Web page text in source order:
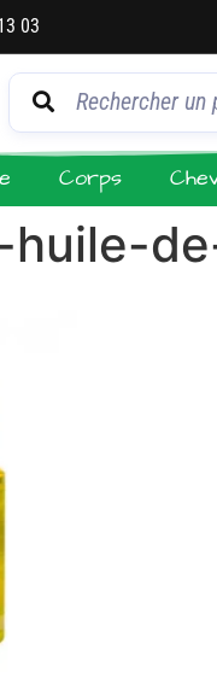
03
Corps
huile-